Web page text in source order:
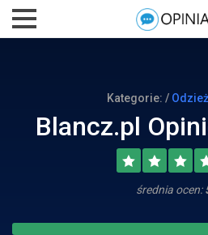
Kategorie: /
Blancz.pl
średnia ocen: